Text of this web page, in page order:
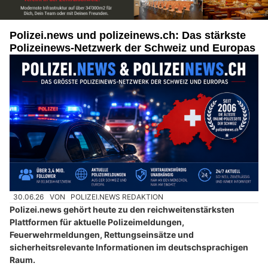
Polizei.news und polizeinews.ch: Das stärkste
Polizeinews-Netzwerk der Schweiz und Europas
30.06.26 VON POLIZEI.NEWS REDAKTION
Polizei.news gehört heute zu den reichweitenstärksten
Plattformen für aktuelle Polizeimeldungen,
Feuerwehrmeldungen, Rettungseinsätze und
sicherheitsrelevante Informationen im deutschsprachigen
Raum.